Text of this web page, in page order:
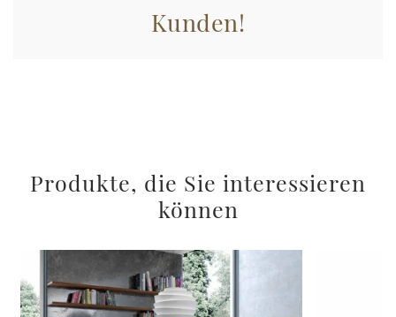
Kunden!
Produkte, die Sie interessieren
können